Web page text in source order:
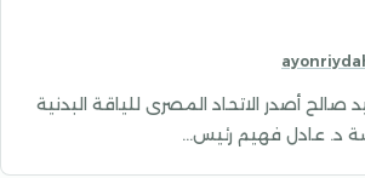
صالح أصدر الاتحاد المصرى للياقة البدنية
د. عادل فهيم رئيس…